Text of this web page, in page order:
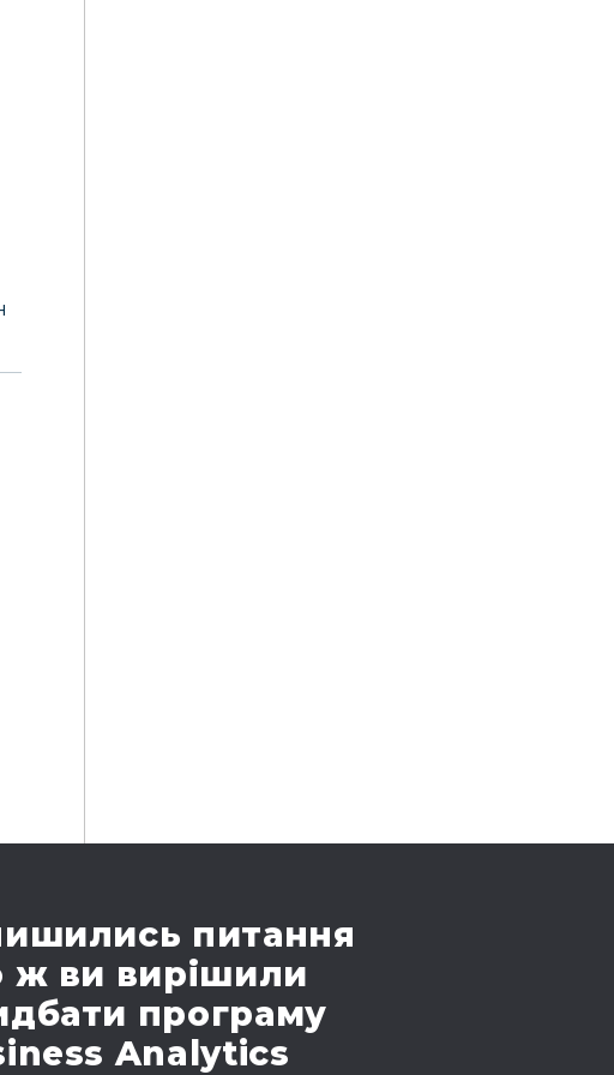
питання
ж ви вирішили
програму
Analytics